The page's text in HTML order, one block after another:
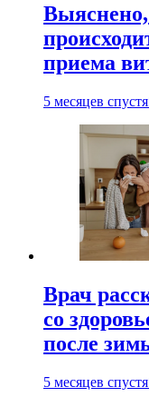
Выяснено,
приема
5 месяцев спустя
Врач
со
после
5 месяцев спустя